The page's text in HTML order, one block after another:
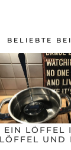
BELIEBTE
EIN LÖFFEL
LÖFFEL UND